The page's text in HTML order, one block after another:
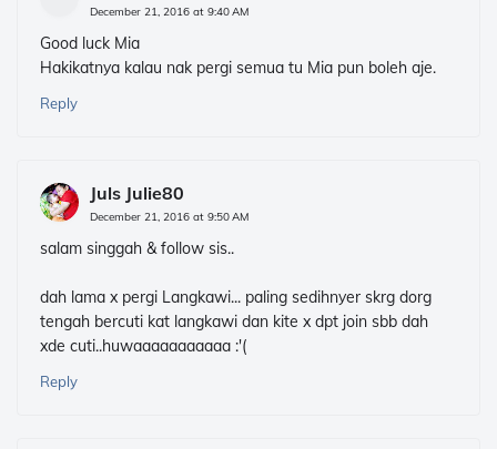
December 21, 2016 at 9:40 AM
Good luck Mia
Hakikatnya kalau nak pergi semua tu Mia pun boleh aje.
Reply
Juls Julie80
December 21, 2016 at 9:50 AM
salam singgah & follow sis..
dah lama x pergi Langkawi... paling sedihnyer skrg dorg
tengah bercuti kat langkawi dan kite x dpt join sbb dah
xde cuti..huwaaaaaaaaaaa :'(
Reply